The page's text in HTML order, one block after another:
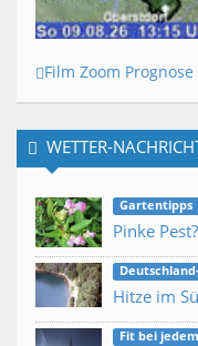
Film Zoom Prognose
WETTER-
Gartentipps
Pinke Pest?
Hitze im
Fit bei